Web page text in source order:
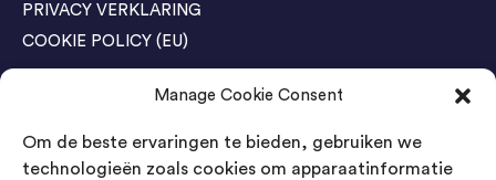
Manage Cookie Consent
Om de beste ervaringen te bieden, gebruiken we
technologieën zoals cookies om apparaatinformatie
PRIVACY VERKLARING
COOKIE POLICY (EU)
Agenda Trade Shows
04-05 November / SVG FAIR Winterswijk
Bestel GRATIS kaarten